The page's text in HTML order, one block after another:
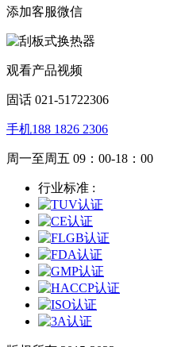
添加客服微信
观看产品视频
固话 021-51722306
手机188 1826 2306
周一至周五 09：00-18：00
行业标准 :